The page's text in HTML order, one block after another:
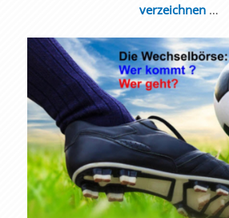
verzeichnen …